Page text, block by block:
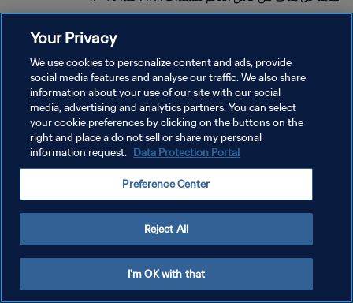
سياسة الخصوصية
شروط الخدمة
إدارة تفضيلات ملفات تعريف الارتباط
Your Privacy
We use cookies to personalize content and ads, provide
social media features and analyse our traffic. We also share
information about your use of our site with our social
media, advertising and analytics partners. You can select
your cookie preferences by clicking on the buttons on the
right and place a do not sell or share my personal
information request. Data Protection Portal
Preference Center
Reject All
I'm OK with that